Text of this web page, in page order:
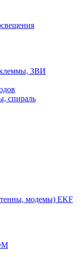
ЗВИ
спираль
модемы) EKF